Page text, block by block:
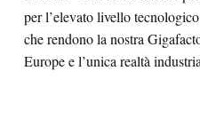
per l’elevato livello
che rendono la nostra
Europe e l’unica realtà